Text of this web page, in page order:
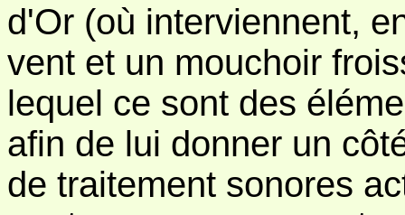
d'Or (où interviennent,
vent et un mouchoir
lequel ce sont des
afin de lui donner un
de traitement sonores